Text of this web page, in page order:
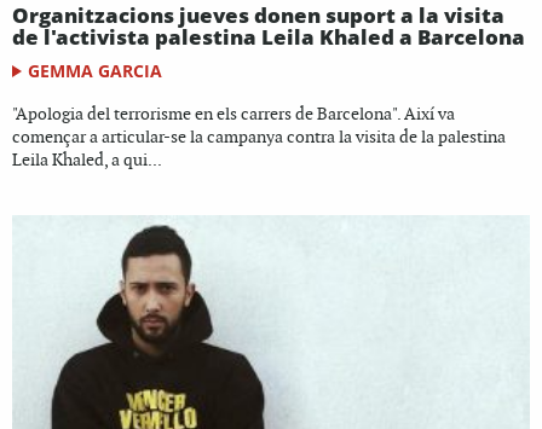
Organitzacions jueves donen suport a la visita
de l'activista palestina Leila Khaled a Barcelona
GEMMA GARCIA
"Apologia del terrorisme en els carrers de Barcelona". Així va
començar a articular-se la campanya contra la visita de la palestina
Leila Khaled, a qui...